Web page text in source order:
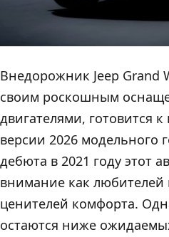
Внедорожник Jeep Grand
своим роскошным
двигателями, готовится
версии 2026 модельного
дебюта в 2021 году этот
внимание как
ценителей комфорта.
остаются ниже